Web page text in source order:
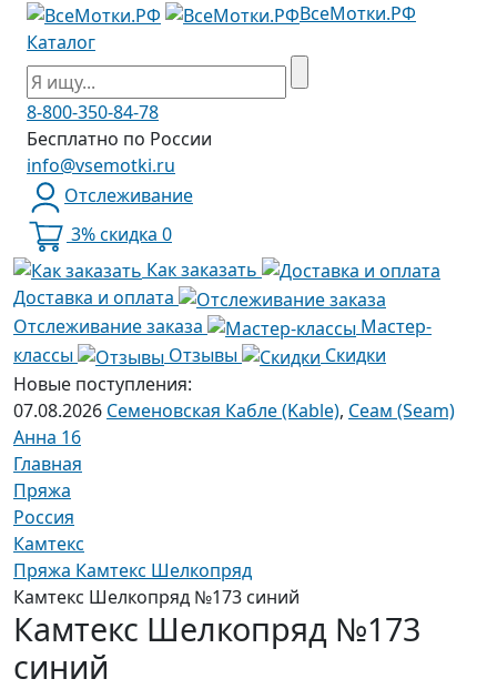
ВсеМотки.РФ
Каталог
8-800-350-84-78
Бесплатно по России
info@vsemotki.ru
Отслеживание
3% скидка 0
Как заказать
Доставка и оплата
Отслеживание заказа
Мастер-
классы
Отзывы
Скидки
Новые поступления:
07.08.2026 Семеновская Кабле (Kable), Сеам (Seam)
Анна 16
Главная
Пряжа
Россия
Камтекс
Пряжа Камтекс Шелкопряд
Камтекс Шелкопряд №173 синий
Камтекс Шелкопряд №173
синий